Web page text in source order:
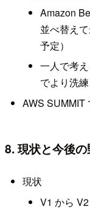
Amazon
並べ替え
予定）
一人で考
でより洗
AWS SUMMIT
8. 現状と今後
現状
V1 から